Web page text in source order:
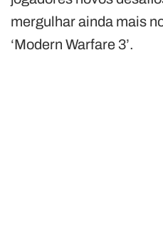
mergulhar ainda mais
‘Modern Warfare 3’.